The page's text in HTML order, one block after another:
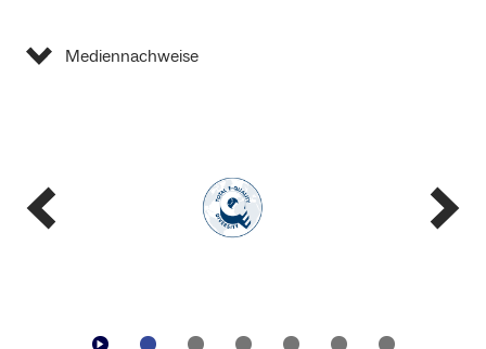
Mediennachweise